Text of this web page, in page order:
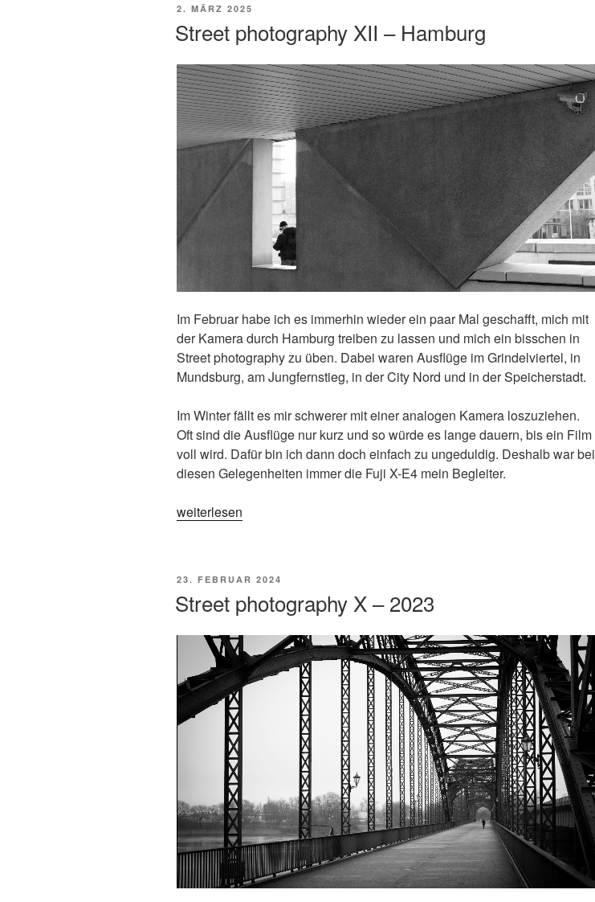
Hamburg“
VERÖFFENTLICHT
2. MÄRZ 2025
Street photography XII – Hamburg
Im Februar habe ich es immerhin wieder ein paar Mal geschafft, mich mit
der Kamera durch Hamburg treiben zu lassen und mich ein bisschen in
Street photography zu üben. Dabei waren Ausflüge im Grindelviertel, in
Mundsburg, am Jungfernstieg, in der City Nord und in der Speicherstadt.
Im Winter fällt es mir schwerer mit einer analogen Kamera loszuziehen.
Oft sind die Ausflüge nur kurz und so würde es lange dauern, bis ein Film
voll wird. Dafür bin ich dann doch einfach zu ungeduldig. Deshalb war bei
diesen Gelegenheiten immer die Fuji X-E4 mein Begleiter.
„Street
Hamburg“
weiterlesen
VERÖFFENTLICHT
23. FEBRUAR 2024
Street photography X – 2023